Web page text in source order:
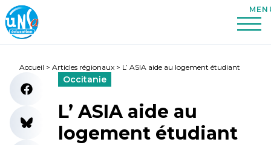
Accueil > Articles régionaux > L’ ASIA aide au logement étudiant
Occitanie
L’ ASIA aide au
logement étudiant